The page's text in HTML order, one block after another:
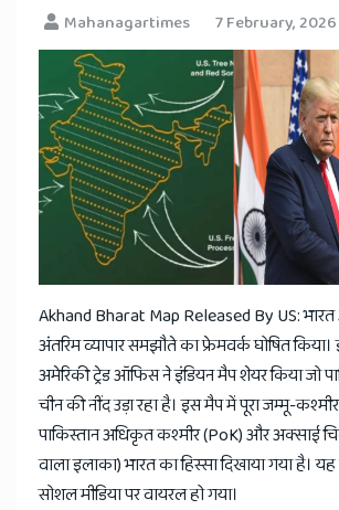
Mahanagartimes 7 February, 2026
Akhand Bharat Map Released By US:
अंतरिम व्यापार समझौते का फ्रेमवर्क घोषित
अमेरिकी ट्रेड ऑफिस ने इंडियन मैप शेयर किया जो
चीन की नींद उड़ा रहा है। इस मैप में पूरा जम्मू-कश्मीर
पाकिस्तान अधिकृत कश्मीर (PoK) और अक्साई
वाला इलाका) भारत का हिस्सा दिखाया गया है।
सोशल मीडिया पर वायरल हो गया।